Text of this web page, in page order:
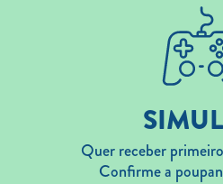
Quer receber
Confirme a